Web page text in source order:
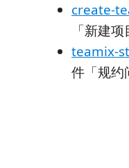
create-
「新建
teamix-
件「规约